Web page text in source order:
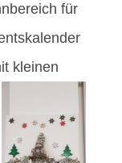
für
kleinen